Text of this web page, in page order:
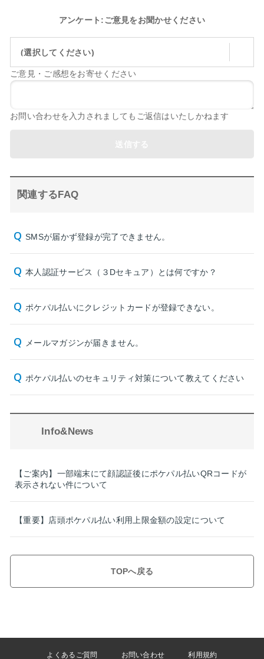
アンケート:ご意見をお聞かせください
(選択してください)
ご意見・ご感想をお寄せください
お問い合わせを入力されましてもご返信はいたしかねます
関連するFAQ
SMSが届かず登録が完了できません。
本人認証サービス（３Dセキュア）とは何ですか？
ポケパル払いにクレジットカードが登録できない。
メールマガジンが届きません。
ポケパル払いのセキュリティ対策について教えてください
Info&News
【ご案内】一部端末にて顔認証後にポケパル払いQRコードが
表示されない件について
【重要】店頭ポケパル払い利用上限金額の設定について
TOPへ戻る
よくあるご質問 お問い合わせ 利用規約